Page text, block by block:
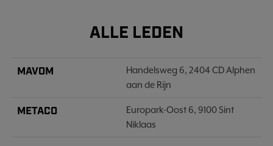
ALLE LEDEN
MAVOM
Handelsweg 6, 2404 CD Alphen
aan de Rijn
METACO
Europark-Oost 6, 9100 Sint
Niklaas